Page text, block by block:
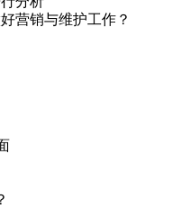
营销与维护工作？